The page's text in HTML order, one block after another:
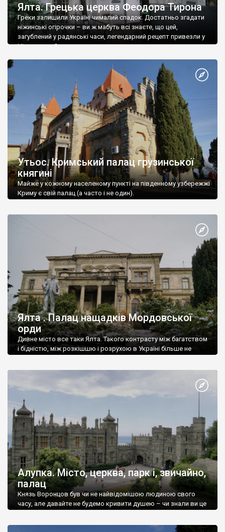
Ялта. Грецька церква Феодора Тирона
Греки залишили Україні чималий спадок. Достатньо згадати
ніжинські огірочки – ви ж мабуть всі знаєте, що цей,
загублений у радянські часи, легендарний рецепт привезли у
Ніжин греки?
Утьос. Кримський палац грузинської
княгині
Майже у кожному населеному пункті на південному узбережжі
Криму є свій палац (а часто і не один).
Ялта . Палац нащадків Мордовської
орди
Дивне місто все таки Ялта. Такого контрасту між багатством
і бідністю, між розкішшю і розрухою в Україні більше не
Алупка. Місто, церква, парк і, звичайно,
палац
Князь Воронцов був чи не найвідомішою людиною свого
часу, але давайте не будемо кривити душею – чи знали ви це